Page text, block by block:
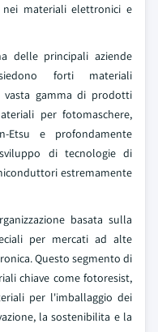
materiali elettronici e
delle principali aziende
forti materiali
vasta gamma di prodotti
per fotomaschere,
Etsu e profondamente
di tecnologie di
estremamente
basata sulla
per mercati ad alte
Questo segmento di
chiave come fotoresist,
per l'imballaggio dei
la sostenibilita e la